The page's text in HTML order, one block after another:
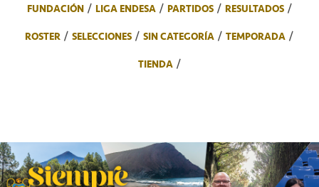
FUNDACIÓN
LIGA ENDESA PARTIDOS
RESULTADOS
ROSTER
SELECCIONES SIN CATEGORÍA
TEMPORADA
TIENDA